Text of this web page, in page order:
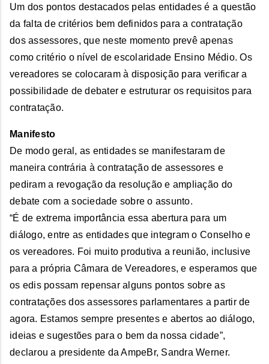
Um dos pontos destacados pelas entidades é a questão
da falta de critérios bem definidos para a contratação
dos assessores, que neste momento prevê apenas
como critério o nível de escolaridade Ensino Médio. Os
vereadores se colocaram à disposição para verificar a
possibilidade de debater e estruturar os requisitos para
contratação.
Manifesto
De modo geral, as entidades se manifestaram de
maneira contrária à contratação de assessores e
pediram a revogação da resolução e ampliação do
debate com a sociedade sobre o assunto.
“É de extrema importância essa abertura para um
diálogo, entre as entidades que integram o Conselho e
os vereadores. Foi muito produtiva a reunião, inclusive
para a própria Câmara de Vereadores, e esperamos que
os edis possam repensar alguns pontos sobre as
contratações dos assessores parlamentares a partir de
agora. Estamos sempre presentes e abertos ao diálogo,
ideias e sugestões para o bem da nossa cidade”,
declarou a presidente da AmpeBr, Sandra Werner.